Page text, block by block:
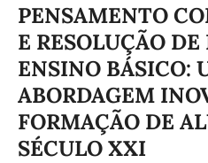
PENSAMENTO
E RESOLUÇÃO
ENSINO BÁSICO:
ABORDAGEM
FORMAÇÃO DE
SÉCULO XXI